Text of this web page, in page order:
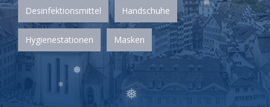
Desinfektionsmittel Handschuhe
Hygienestationen Masken
❅